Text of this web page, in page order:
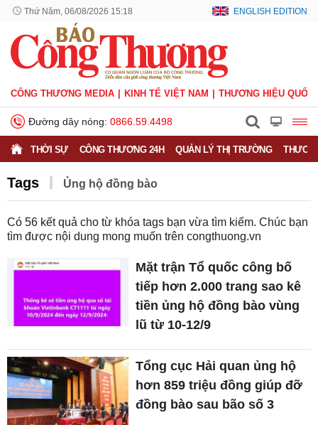
Thứ Năm, 06/08/2026 15:18 ENGLISH EDITION
CÔNG THƯƠNG MEDIA KINH TẾ VIỆT NAM THƯƠNG HIỆU QUỐC
Đường dây nóng: 0866.59.4498
THỜI SỰ CÔNG THƯƠNG 24H QUẢN LÝ THỊ TRƯỜNG
Tags Ủng hộ đồng bào
Có 56 kết quả cho từ khóa tags bạn vừa tìm kiếm. Chúc bạn
tìm được nội dung mong muốn trên congthuong.vn
Mặt trận Tổ quốc công bố
tiếp hơn 2.000 trang sao kê
tiền ủng hộ đồng bào vùng
lũ từ 10-12/9
Tổng cục Hải quan ủng hộ
hơn 859 triệu đồng giúp đỡ
đồng bào sau bão số 3